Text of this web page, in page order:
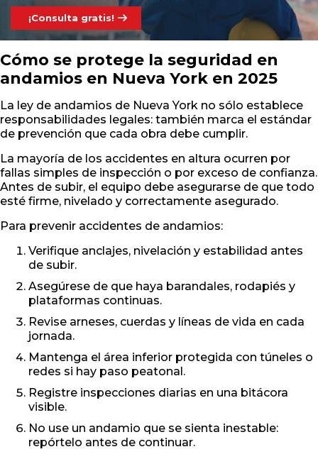
¡Consulta gratis!
Cómo se protege la seguridad en
andamios en Nueva York en 2025
La ley de andamios de Nueva York no sólo establece
responsabilidades legales: también marca el estándar
de prevención que cada obra debe cumplir.
La mayoría de los accidentes en altura ocurren por
fallas simples de inspección o por exceso de confianza.
Antes de subir, el equipo debe asegurarse de que todo
esté firme, nivelado y correctamente asegurado.
Para prevenir accidentes de andamios:
Verifique anclajes, nivelación y estabilidad antes
de subir.
Asegúrese de que haya barandales, rodapiés y
plataformas continuas.
Revise arneses, cuerdas y líneas de vida en cada
jornada.
Mantenga el área inferior protegida con túneles o
redes si hay paso peatonal.
Registre inspecciones diarias en una bitácora
visible.
No use un andamio que se sienta inestable:
repórtelo antes de continuar.